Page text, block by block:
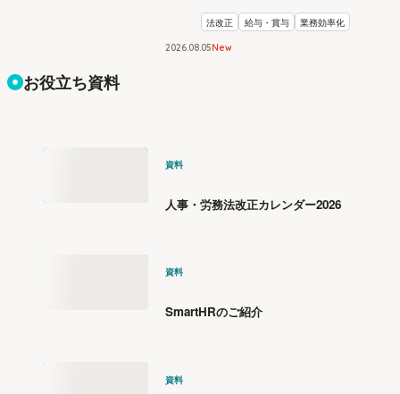
リスク管理
法改正 給与・賞与 業務効率化
2026.08 05New
お役立ち資料
資料
人事・労務法改正カレンダー2026
資料
SmartHRのご紹介
資料